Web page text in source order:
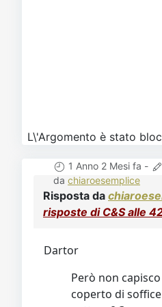
L\'Argomento è stato
1 Anno 2 Mesi fa -
da chiaroesemplice
Risposta da
risposte di C&S alle
Dartor
Però non
coperto di